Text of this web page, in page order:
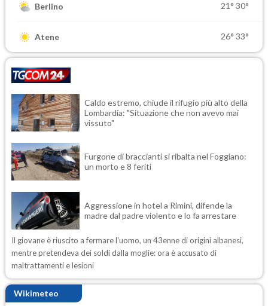
Berlino 21° 30°
Atene 26° 33°
Caldo estremo, chiude il rifugio più alto della
Lombardia: "Situazione che non avevo mai
vissuto"
Furgone di braccianti si ribalta nel Foggiano:
un morto e 8 feriti
Aggressione in hotel a Rimini, difende la
madre dal padre violento e lo fa arrestare
Il giovane è riuscito a fermare l'uomo, un 43enne di origini albanesi,
mentre pretendeva dei soldi dalla moglie: ora è accusato di
maltrattamenti e lesioni
Wikimeteo